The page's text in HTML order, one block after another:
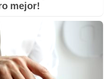
mejor!